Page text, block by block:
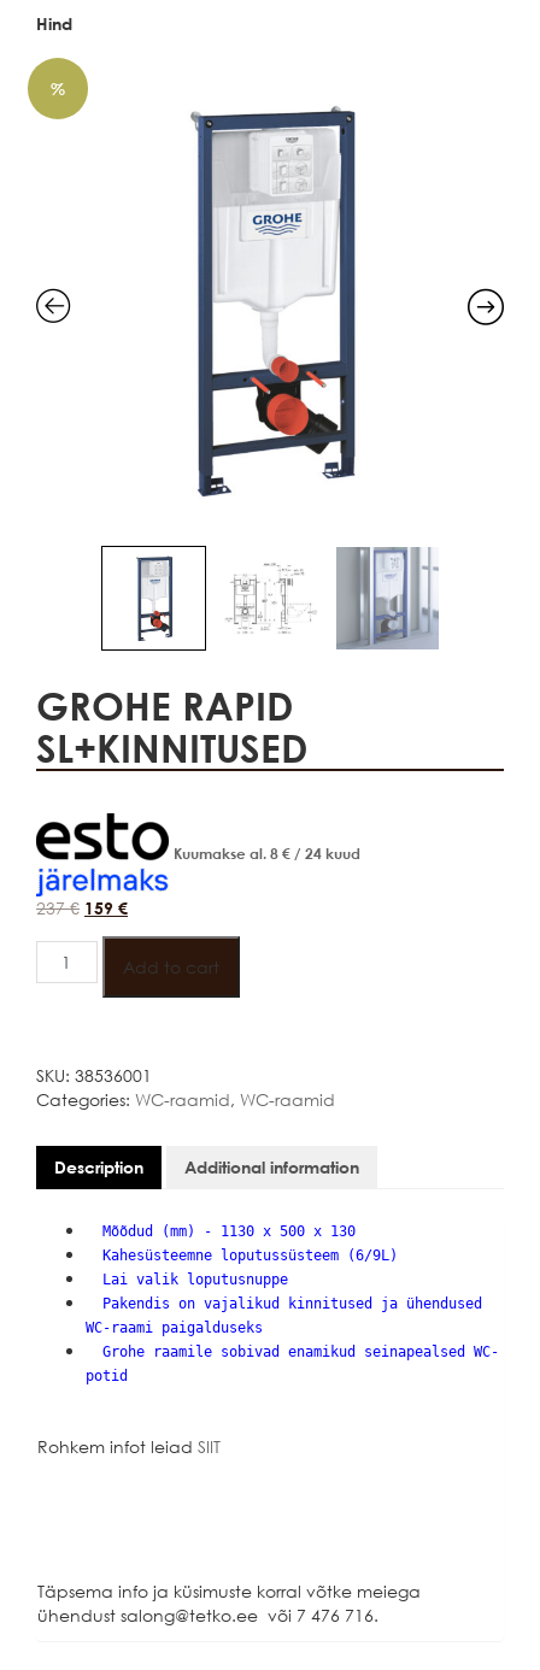
Hind
%
GROHE RAPID
SL+KINNITUSED
Kuumakse al. 8 € / 24 kuud
237€ 159 €
GROHE
RAPID
SL+KINNITUSED
Add to cart
SKU: 38536001
Categories: WC-raamid, WC-raamid
Description Additional information
Mõõdud (mm) - 1130 x 500 x 130
Kahesüsteemne loputussüsteem (6/9L)
Lai valik loputusnuppe
Pakendis on vajalikud kinnitused ja ühendused
WC-raami paigalduseks
Grohe raamile sobivad enamikud seinapealsed WC-
potid
Rohkem infot leiad SIIT
Täpsema info ja küsimuste korral võtke meiega
ühendust salong@tetko.ee või 7 476 716.